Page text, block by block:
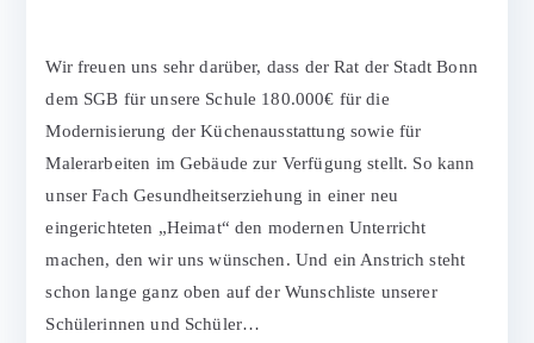
Wir freuen uns sehr darüber, dass der Rat der Stadt Bonn
dem SGB für unsere Schule 180.000€ für die
Modernisierung der Küchenausstattung sowie für
Malerarbeiten im Gebäude zur Verfügung stellt. So kann
unser Fach Gesundheitserziehung in einer neu
eingerichteten „Heimat“ den modernen Unterricht
machen, den wir uns wünschen. Und ein Anstrich steht
schon lange ganz oben auf der Wunschliste unserer
Schülerinnen und Schüler…